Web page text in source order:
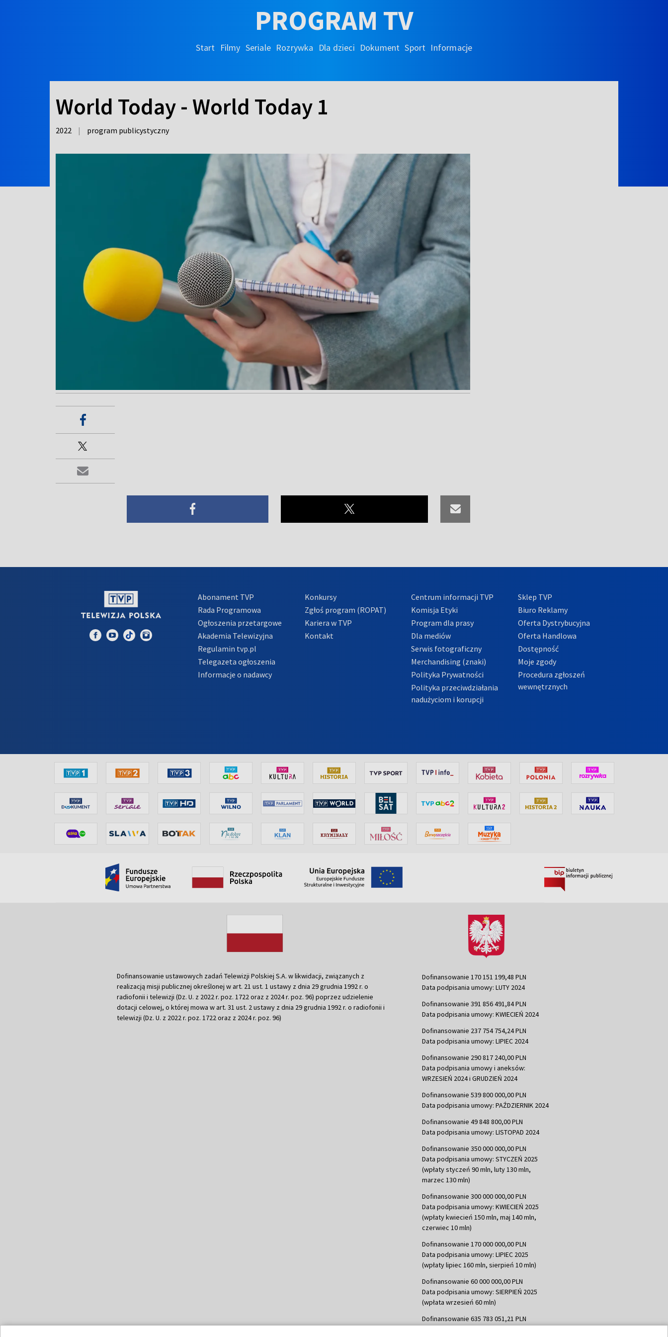
PROGRAM TV
Start Filmy Seriale Rozrywka Dla dzieci Dokument Sport Informacje
World Today - World Today 1
2022 | program publicystyczny
Abonament TVP
Rada Programowa
Ogłoszenia przetargowe
Akademia Telewizyjna
Regulamin tvp.pl
Telegazeta ogłoszenia
Informacje o nadawcy
Konkursy
Zgłoś program (ROPAT)
Kariera w TVP
Kontakt
Centrum informacji TVP
Komisja Etyki
Program dla prasy
Dla mediów
Serwis fotograficzny
Merchandising (znaki)
Polityka Prywatności
Polityka przeciwdziałania
nadużyciom i korupcji
Sklep TVP
Biuro Reklamy
Oferta Dystrybucyjna
Oferta Handlowa
Dostępność
Moje zgody
Procedura zgłoszeń
wewnętrznych
Dofinansowanie ustawowych zadań Telewizji Polskiej S.A. w likwidacji, związanych z
realizacją misji publicznej określonej w art. 21 ust. 1 ustawy z dnia 29 grudnia 1992 r. o
radiofonii i telewizji (Dz. U. z 2022 r. poz. 1722 oraz z 2024 r. poz. 96) poprzez udzielenie
dotacji celowej, o której mowa w art. 31 ust. 2 ustawy z dnia 29 grudnia 1992 r. o radiofonii i
telewizji (Dz. U. z 2022 r. poz. 1722 oraz z 2024 r. poz. 96)
Dofinansowanie 170 151 199,48 PLN
Data podpisania umowy: LUTY 2024
Dofinansowanie 391 856 491,84 PLN
Data podpisania umowy: KWIECIEŃ 2024
Dofinansowanie 237 754 754,24 PLN
Data podpisania umowy: LIPIEC 2024
Dofinansowanie 290 817 240,00 PLN
Data podpisania umowy i aneksów:
WRZESIEŃ 2024 i GRUDZIEŃ 2024
Dofinansowanie 539 800 000,00 PLN
Data podpisania umowy: PAŹDZIERNIK 2024
Dofinansowanie 49 848 800,00 PLN
Data podpisania umowy: LISTOPAD 2024
Dofinansowanie 350 000 000,00 PLN
Data podpisania umowy: STYCZEŃ 2025
(wpłaty styczeń 90 mln, luty 130 mln,
marzec 130 mln)
Dofinansowanie 300 000 000,00 PLN
Data podpisania umowy: KWIECIEŃ 2025
(wpłaty kwiecień 150 mln, maj 140 mln,
czerwiec 10 mln)
Dofinansowanie 170 000 000,00 PLN
Data podpisania umowy: LIPIEC 2025
(wpłaty lipiec 160 mln, sierpień 10 mln)
Dofinansowanie 60 000 000,00 PLN
Data podpisania umowy: SIERPIEŃ 2025
(wpłata wrzesień 60 mln)
Dofinansowanie 635 783 051,21 PLN